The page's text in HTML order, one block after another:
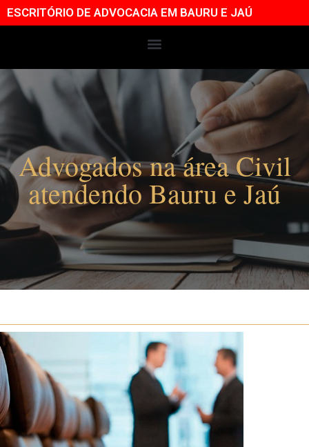
ESCRITÓRIO DE ADVOCACIA EM BAURU E JAÚ
Advogados na área Civil
atendendo Bauru e Jaú